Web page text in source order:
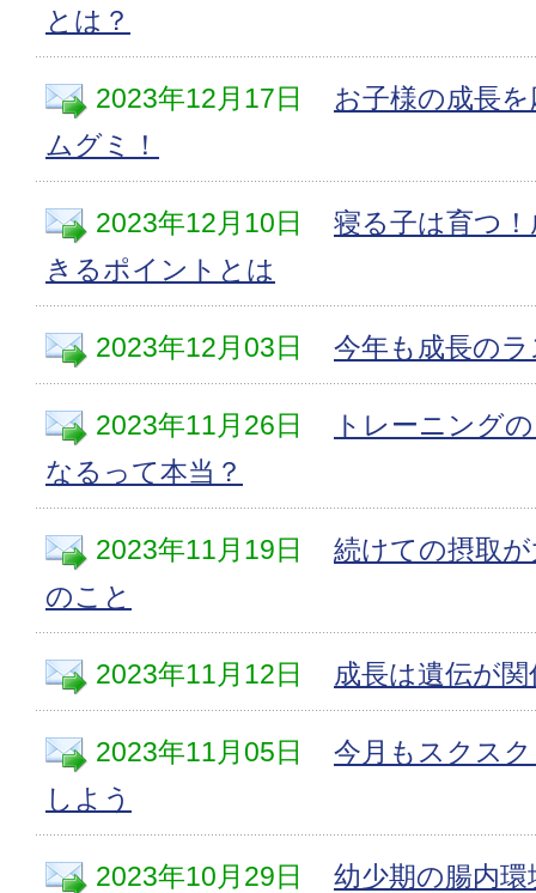
とは？
2023年12月17日
お子様の成長
ムグミ！
2023年12月10日
寝る子は育つ
きるポイントとは
2023年12月03日 今年も成長の
2023年11月26日
トレーニング
なるって本当？
2023年11月19日
続けての摂取
のこと
2023年11月12日 成長は遺伝が
2023年11月05日
今月もスクス
しよう
2023年10月29日
幼少期の腸内